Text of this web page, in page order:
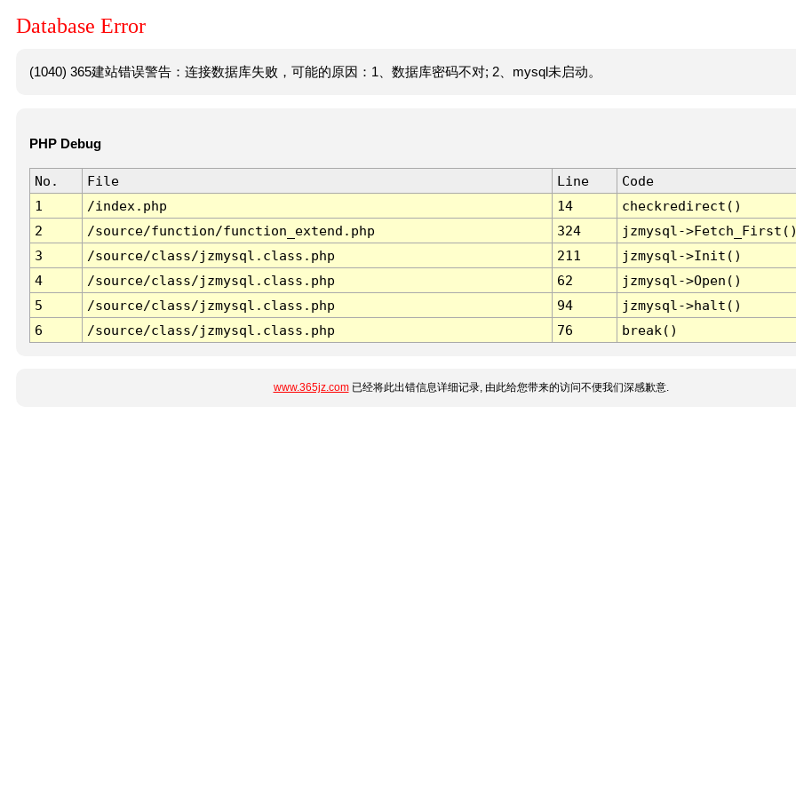
Database Error
(1040) 365建站错误警告：连接数据库失败，可能的原因：1、数据库密码不对; 2、mysql未启动。
PHP Debug
No. File Line
Code
1
/index.php 14
checkredirect()
2
/source/function/function_extend.php 324
jzmysql-
3
/source/class/jzmysql.class.php 211
jzmysql->Init()
4
/source/class/jzmysql.class.php 62
jzmysql->Open()
5
/source/class/jzmysql.class.php 94
jzmysql->halt()
6
/source/class/jzmysql.class.php 76 break()
www.365jz.com已经将此出错信息详细记录, 由此给您带来的访问不便我们深感歉意.